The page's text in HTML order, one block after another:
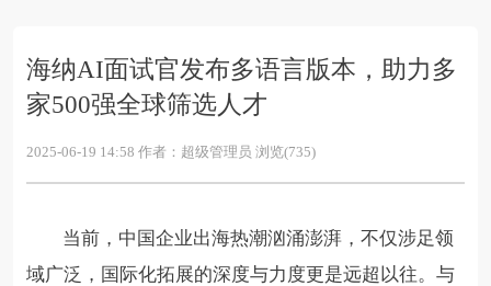
海纳AI面试官发布多语言版本，助力多
家500强全球筛选人才
2025-06-19 14:58 作者：超级管理员 浏览(735)
当前，中国企业出海热潮汹涌澎湃 ，不仅涉足领
域广泛，国际化拓展的深度与力度更是远超以往。与